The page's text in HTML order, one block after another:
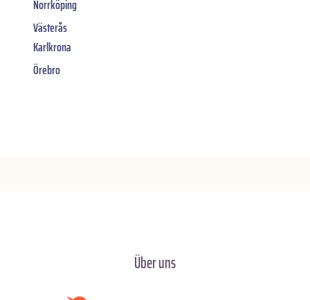
Norrköping
Västerås
Karlkrona
Örebro
Über uns